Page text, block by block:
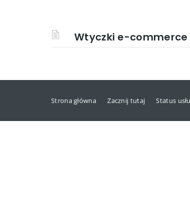
Wtyczki e-commerce
Strona główna Zacznij tutaj Status